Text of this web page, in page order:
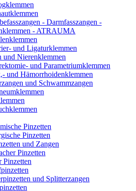
- Darmfasszangen -
- ATRAUMA
und Ligaturklemmen
und Nierenklemmen
und Parametriumklemmen
und Hämorrhoidenklemmen
und Schwammzangen
Pinzetten
Pinzetten
und Zangen
Pinzetten
Pinzetten
und Splitterzangen